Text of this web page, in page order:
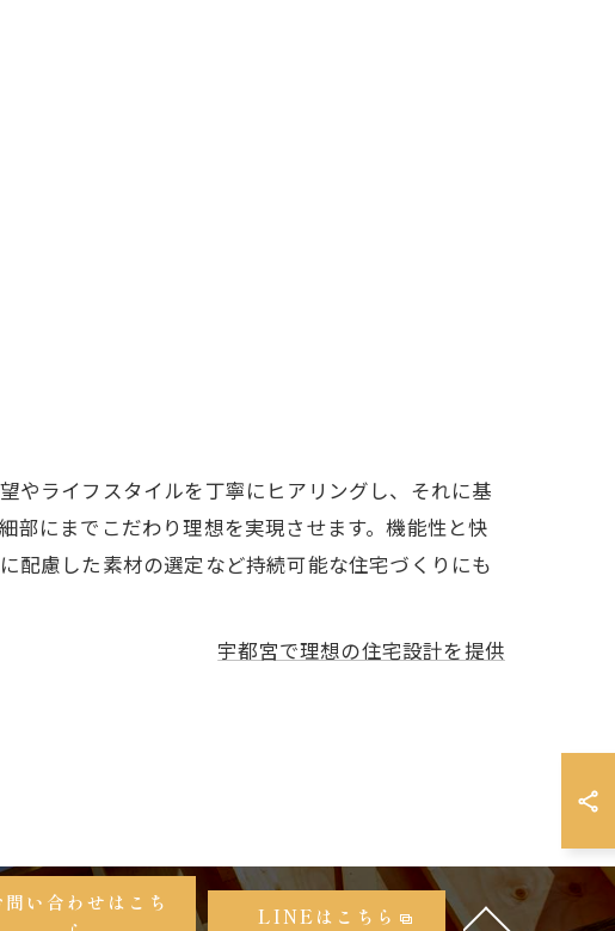
やライフスタイルを丁寧にヒアリングし、それに基
部にまでこだわり理想を実現させます。機能性と快
配慮した素材の選定など持続可能な住宅づくりにも
宇都宮で理想の住宅設計を提供
問い合わせはこち
LINEはこちら